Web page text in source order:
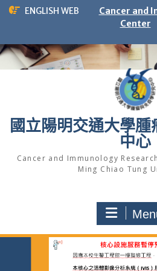
Skip
ENGLISH WEB
Cancer and
Center
國立陽明交通大學
中心
Cancer and Immunology
Ming Chiao Tung